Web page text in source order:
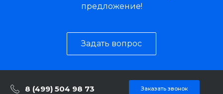
предложение!
Задать вопрос
8 (499) 504 98 73 Заказать звонок